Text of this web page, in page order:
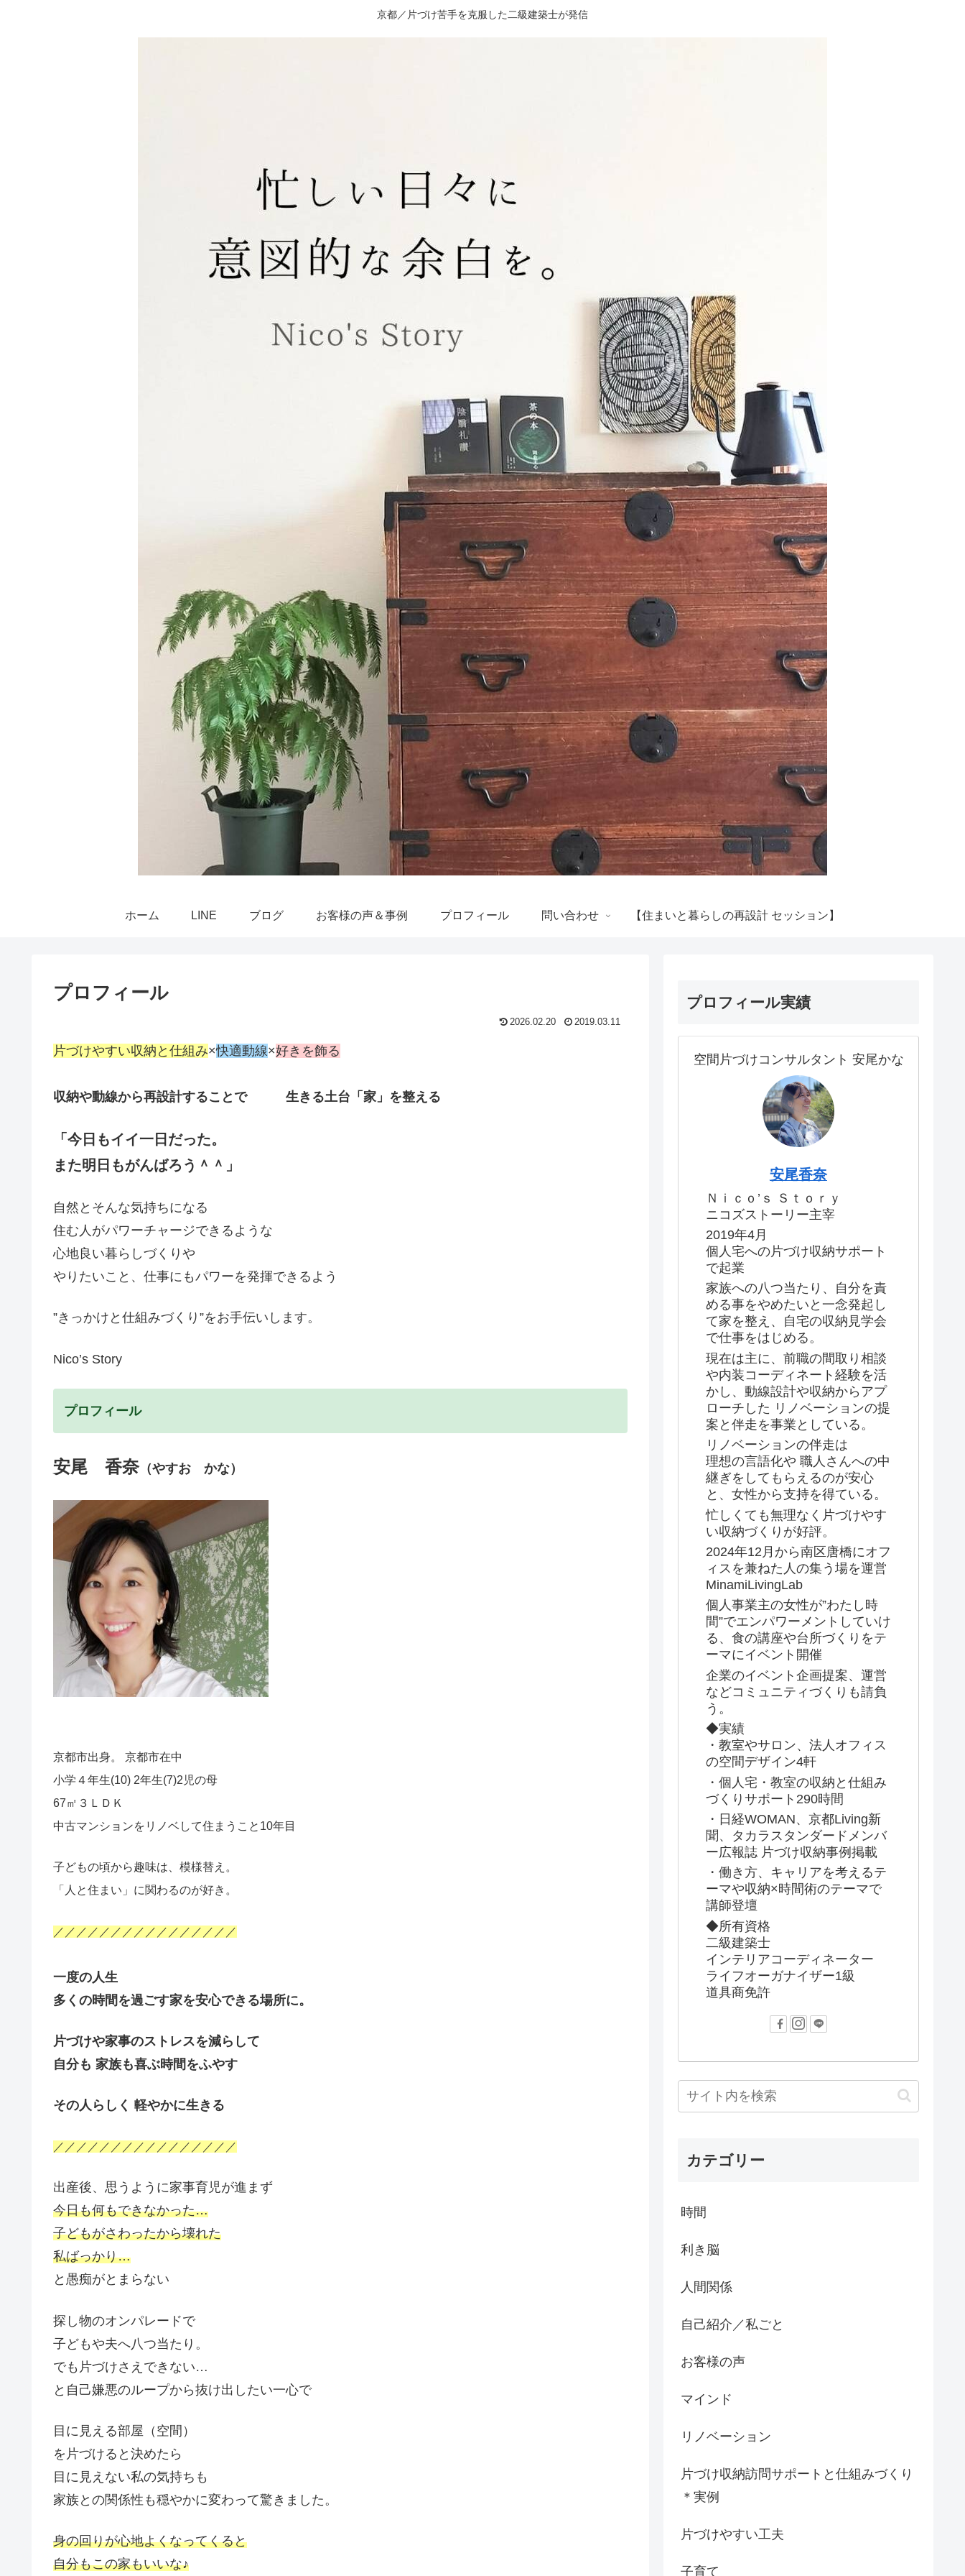
京都／片づけ苦手を克服した二級建築士が発信
ホーム LINE ブログ お客様の声＆事例 プロフィール 問い合わせ 【住まいと暮らしの再設計 セッション】
プロフィール
2026.02.20 2019.03.11
片づけやすい収納と仕組み×快適動線×好きを飾る
収納や動線から再設計することで 生きる土台「家」を整える
「今日もイイ一日だった。
また明日もがんばろう＾＾」
自然とそんな気持ちになる
住む人がパワーチャージできるような
心地良い暮らしづくりや
やりたいこと、仕事にもパワーを発揮できるよう
”きっかけと仕組みづくり”をお手伝いします。
Nico’s Story
プロフィール
安尾 香奈 （やすお かな）
京都市出身。 京都市在中
小学４年生(10) 2年生(7)2児の母
67㎡３ＬＤＫ
中古マンションをリノベして住まうこと10年目
子どもの頃から趣味は、模様替え。
「人と住まい」に関わるのが好き。
／／／／／／／／／／／／／／／／
一度の人生
多くの時間を過ごす家を安心できる場所に。
片づけや家事のストレスを減らして
自分も 家族も喜ぶ時間をふやす
その人らしく 軽やかに生きる
／／／／／／／／／／／／／／／／
出産後、思うように家事育児が進まず
今日も何もできなかった…
子どもがさわったから壊れた
私ばっかり…
と愚痴がとまらない
探し物のオンパレードで
子どもや夫へ八つ当たり。
でも片づけさえできない…
と自己嫌悪のループから抜け出したい一心で
目に見える部屋（空間）
を片づけると決めたら
目に見えない私の気持ちも
家族との関係性も穏やかに変わって驚きました。
身の回りが心地よくなってくると
自分もこの家もいいな♪
プロフィール実績
空間片づけコンサルタント 安尾かな
安尾香奈
Ｎｉｃｏ’ｓ Ｓｔｏｒｙ
ニコズストーリー主宰
2019年4月
個人宅への片づけ収納サポート
で起業
家族への八つ当たり、自分を責
める事をやめたいと一念発起し
て家を整え、自宅の収納見学会
で仕事をはじめる。
現在は主に、前職の間取り相談
や内装コーディネート経験を活
かし、動線設計や収納からアプ
ローチした リノベーションの提
案と伴走を事業としている。
リノベーションの伴走は
理想の言語化や 職人さんへの中
継ぎをしてもらえるのが安心
と、女性から支持を得ている。
忙しくても無理なく片づけやす
い収納づくりが好評。
2024年12月から南区唐橋にオフ
ィスを兼ねた人の集う場を運営
MinamiLivingLab
個人事業主の女性が”わたし時
間”でエンパワーメントしていけ
る、食の講座や台所づくりをテ
ーマにイベント開催
企業のイベント企画提案、運営
などコミュニティづくりも請負
う。
◆実績
・教室やサロン、法人オフィス
の空間デザイン4軒
・個人宅・教室の収納と仕組み
づくりサポート290時間
・日経WOMAN、京都Living新
聞、タカラスタンダードメンバ
ー広報誌 片づけ収納事例掲載
・働き方、キャリアを考えるテ
ーマや収納×時間術のテーマで
講師登壇
◆所有資格
二級建築士
インテリアコーディネーター
ライフオーガナイザー1級
道具商免許
カテゴリー
時間
利き脳
人間関係
自己紹介／私ごと
お客様の声
マインド
リノベーション
片づけ収納訪問サポートと仕組みづくり
＊実例
片づけやすい工夫
子育て